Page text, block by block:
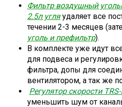
Фильтр воздушный
2.5л угляудаляет все
течении 2-3 месяцев
уголь и префильтр).
В комплекте уже идут
для подвеса и
фильтра, допы для
вентилятором, а так же
Регулятор скорости
уменьшить шум от